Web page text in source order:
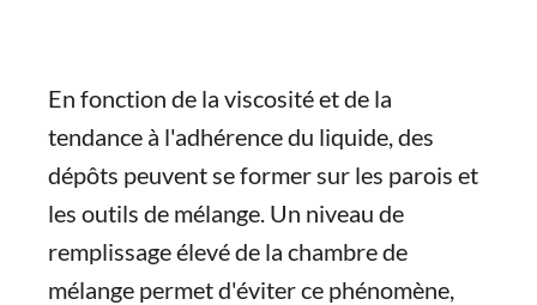
En fonction de la viscosité et de la
tendance à l'adhérence du liquide, des
dépôts peuvent se former sur les parois et
les outils de mélange. Un niveau de
remplissage élevé de la chambre de
mélange permet d'éviter ce phénomène,